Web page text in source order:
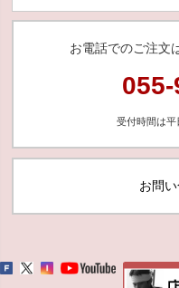
お電話でのご注文
受付時間は平
お問